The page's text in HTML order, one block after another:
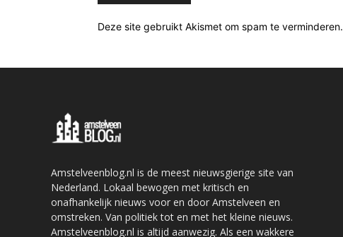
Deze site gebruikt Akismet om spam te verminderen.
Amstelveenblog.nl is de meest nieuwsgierige site van
Nederland. Lokaal bewogen met kritisch en
onafhankelijk nieuws voor en door Amstelveen en
omstreken. Van politiek tot en met het kleine nieuws.
Amstelveenblog.nl is altijd aanwezig. Als een wakkere